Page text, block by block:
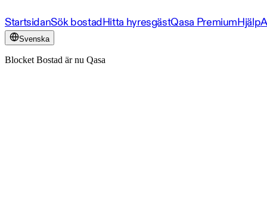
StartsidanSök bostadHitta hyresgästQasa PremiumHjälp
Svenska
Blocket Bostad är nu Qasa